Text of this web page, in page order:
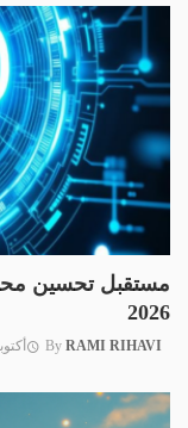
2026
By RAMI RIHAVI أكتوبر 14,